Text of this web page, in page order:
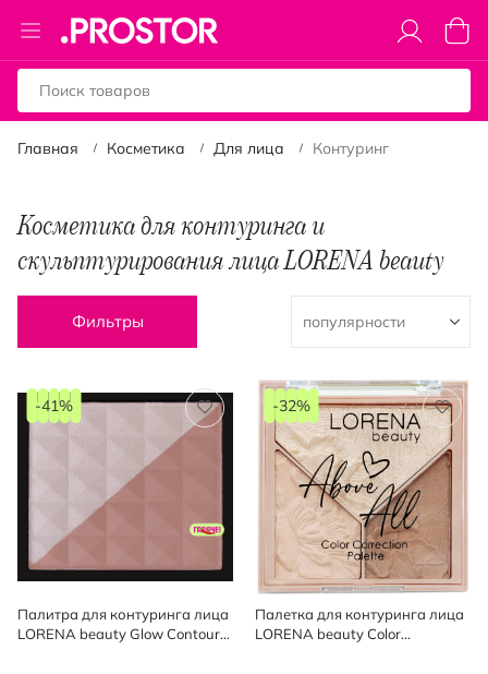
Toggle
Nav
Моя
Главная Косметика Для лица Контуринг
Косметика для контуринга и
скульптурирования лица LORENA beauty
Фильтры
Палитра для контуринга лица
LORENA beauty Glow Contour
-41%
Палетка для контуринга лица
LORENA beauty Color
-32%